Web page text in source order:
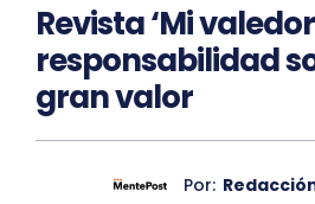
Revista ‘Mi
responsabilidad
gran valor
Por: